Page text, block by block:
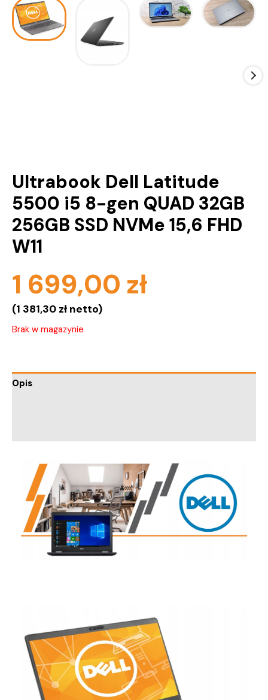
Ultrabook Dell Latitude
5500 i5 8-gen QUAD 32GB
256GB SSD NVMe 15,6 FHD
W11
1 699,00 zł
(1 381,30 zł netto)
Brak w magazynie
Opis